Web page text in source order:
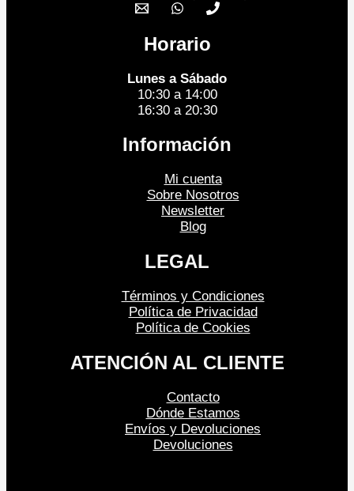
Horario
Lunes a Sábado
10:30 a 14:00
16:30 a 20:30
Información
Mi cuenta
Sobre Nosotros
Newsletter
Blog
LEGAL
Términos y Condiciones
Política de Privacidad
Política de Cookies
ATENCIÓN AL CLIENTE
Contacto
Dónde Estamos
Envíos y Devoluciones
Devoluciones